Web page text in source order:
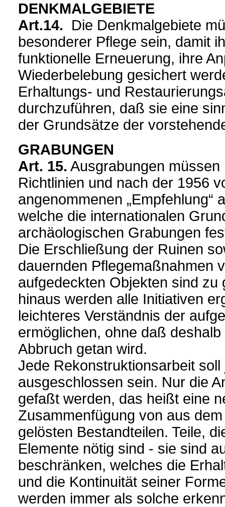
DENKMALGEBIETE
Art.14. Die Denkmalgebiete
besonderer Pflege sein, damit
funktionelle Erneuerung, ihre
Wiederbelebung gesichert
Erhaltungs- und
durchzuführen, daß sie eine
der Grundsätze der
GRABUNGEN
Art. 15. Ausgrabungen
Richtlinien und nach der 1956
angenommenen „Empfehlung“
welche die internationalen
archäologischen Grabungen
Die Erschließung der Ruinen
dauernden Pflegemaßnahmen
aufgedeckten Objekten sind zu
hinaus werden alle Initiativen
leichteres Verständnis der
ermöglichen, ohne daß
Abbruch getan wird.
Jede Rekonstruktionsarbeit
ausgeschlossen sein. Nur die
gefaßt werden, das heißt eine
Zusammenfügung von aus
gelösten Bestandteilen. Teile,
Elemente nötig sind - sie sind
beschränken, welches die
und die Kontinuität seiner
werden immer als solche